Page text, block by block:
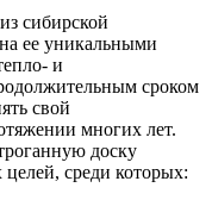
сибирской
ее уникальными
и
сроком
свой
многих лет.
доску
среди которых: